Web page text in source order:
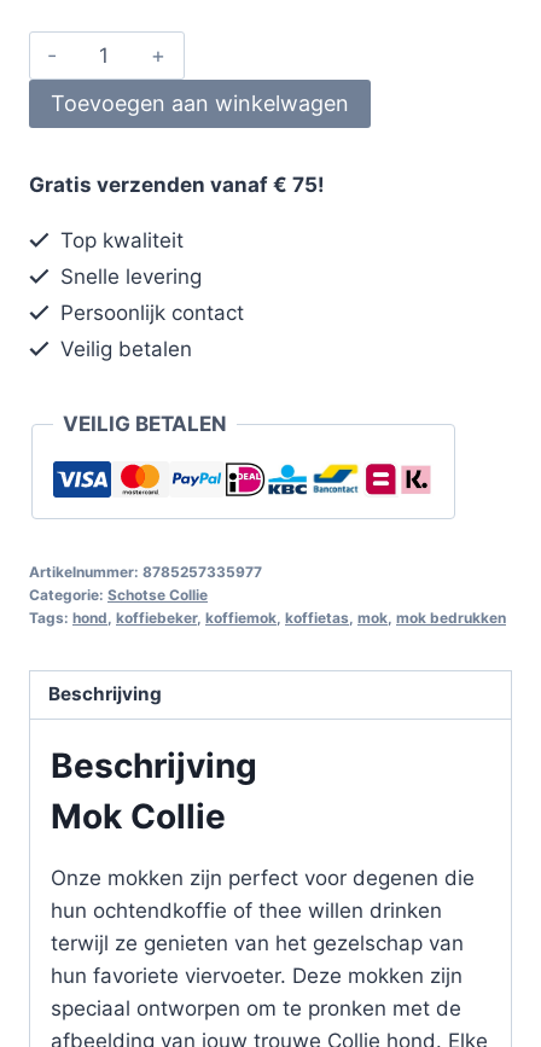
Toevoegen aan winkelwagen
Gratis verzenden vanaf € 75!
Top kwaliteit
Snelle levering
Persoonlijk contact
Veilig betalen
VEILIG BETALEN
Artikelnummer: 8785257335977
Categorie: Schotse Collie
Tags: hond koffiebeker, koffiemok koffietas mok mok bedrukken
Beschrijving
Beschrijving
Mok Collie
Onze mokken zijn perfect voor degenen die
hun ochtendkoffie of thee willen drinken
terwijl ze genieten van het gezelschap van
hun favoriete viervoeter. Deze mokken zijn
speciaal ontworpen om te pronken met de
afbeelding van jouw trouwe Collie hond. Elke